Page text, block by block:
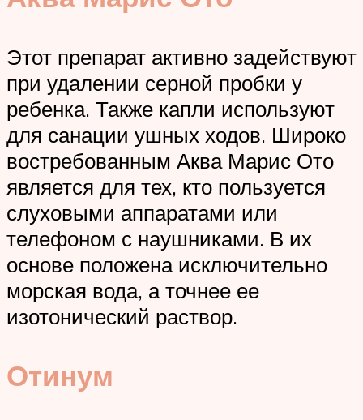
Этот препарат активно задействуют
при удалении серной пробки у
ребенка. Также капли используют
для санации ушных ходов. Широко
востребованным Аква Марис Ото
является для тех, кто пользуется
слуховыми аппаратами или
телефоном с наушниками. В их
основе положена исключительно
морская вода, а точнее ее
изотонический раствор.
Отинум